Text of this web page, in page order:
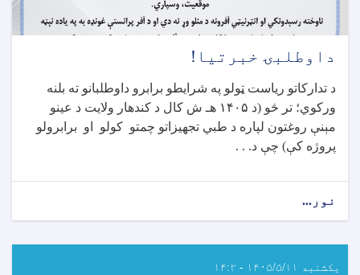
داوطلبۍ خبرتیا!
د تدارکاتو ریاست ټولو په شرایطو برابرو داوطلبانو ته بلنه
ورکوي؛ تر څو (د ۱۴۰۵ هـ ش کال د کندهار ولایت د عینو
مېنې روغتون لپاره د طبي تجهیزاتو چمتو کولو او برابرولو
پروژه کې) چې د. . .
نور...
یکشنبه ۱۴۰۵/۵/۱۱ - ۱۴:۲